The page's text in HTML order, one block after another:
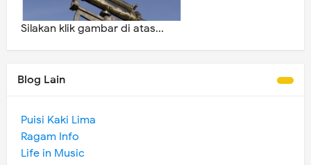
Silakan klik gambar di atas...
Blog Lain
Puisi Kaki Lima
Ragam Info
Life in Music